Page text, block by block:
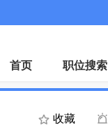
首页 职位搜索
收藏